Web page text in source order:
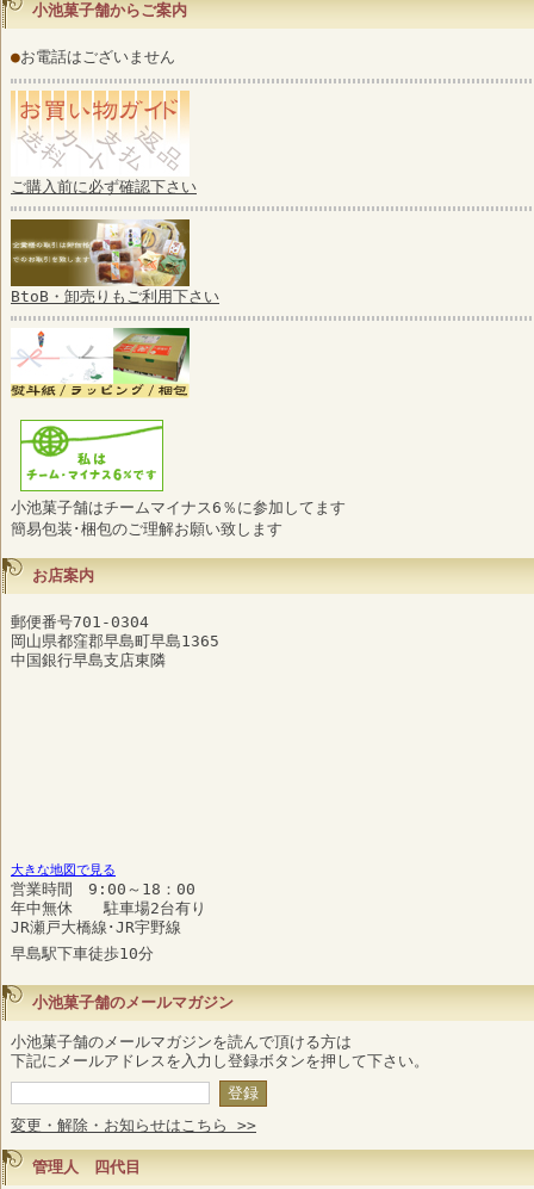
小池菓子舗からご案内
●お電話はございません
ご購入前に必ず確認下さい
BtoB・卸売りもご利用下さい
小池菓子舗はチームマイナス6％に参加してます
簡易包装･梱包のご理解お願い致します
お店案内
郵便番号701-0304
岡山県都窪郡早島町早島1365
中国銀行早島支店東隣
大きな地図で見る
営業時間 9:00～18：00
年中無休 駐車場2台有り
JR瀬戸大橋線･JR宇野線
早島駅下車徒歩10分
小池菓子舗のメールマガジン
小池菓子舗のメールマガジンを読んで頂ける方は
下記にメールアドレスを入力し登録ボタンを押して下さい。
変更・解除・お知らせはこちら >>
管理人 四代目